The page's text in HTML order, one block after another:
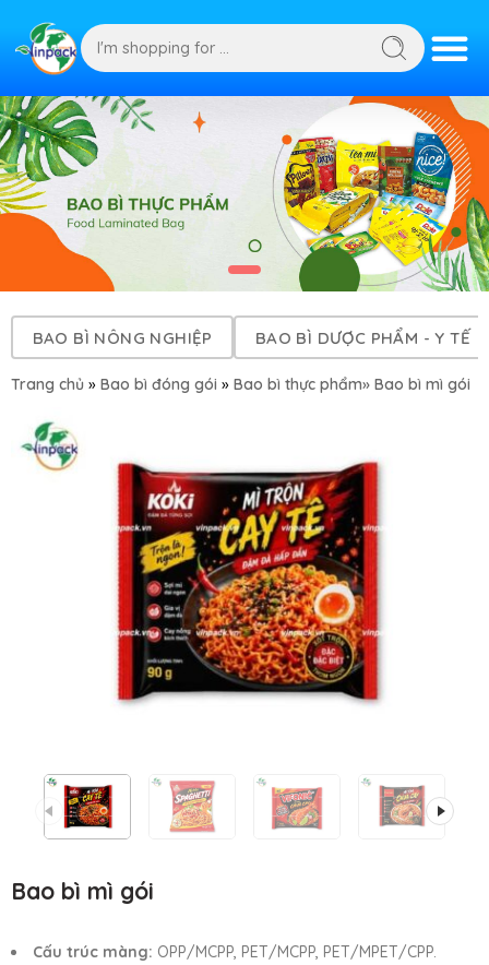
BAO BÌ NÔNG NGHIỆP BAO BÌ DƯỢC PHẨM - Y TẾ
Trang chủ » Bao bì đóng gói » Bao bì thực phẩm» Bao bì mì gói
Bao bì mì gói
Cấu trúc màng: OPP/MCPP, PET/MCPP, PET/MPET/CPP.